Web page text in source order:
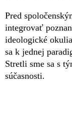
Pred
integrovať
ideologické
sa k jednej
Stretli sme sa s
súčasnosti.